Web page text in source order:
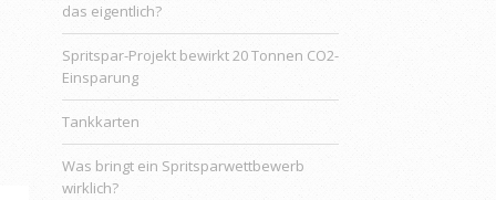
das eigentlich?
Spritspar-Projekt bewirkt 20 Tonnen CO2-
Einsparung
Tankkarten
Was bringt ein Spritsparwettbewerb
wirklich?